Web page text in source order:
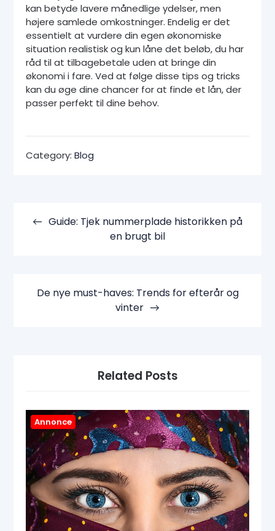
kan betyde lavere månedlige ydelser, men
højere samlede omkostninger. Endelig er det
essentielt at vurdere din egen økonomiske
situation realistisk og kun låne det beløb, du har
råd til at tilbagebetale uden at bringe din
økonomi i fare. Ved at følge disse tips og tricks
kan du øge dine chancer for at finde et lån, der
passer perfekt til dine behov.
Category:Blog
Guide: Tjek nummerplade historikken på
en brugt bil
De nye must-haves: Trends for efterår og
vinter
Related Posts
Annonce